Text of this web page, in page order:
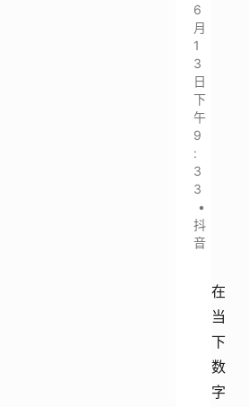
6
月
1
3
日
下
午
9
:
3
3
•
抖
音
在
当
下
数
字